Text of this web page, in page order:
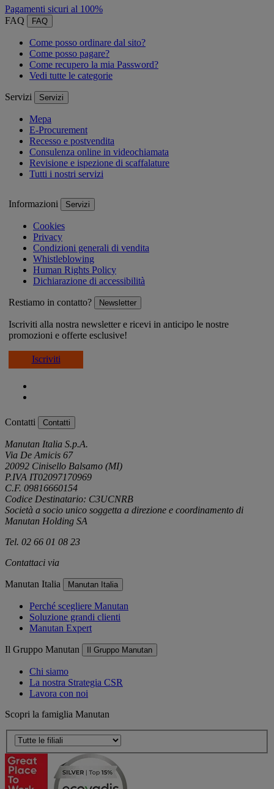
Pagamenti sicuri al 100%
FAQ
FAQ
Come posso ordinare dal sito?
Come posso pagare?
Come recupero la mia Password?
Vedi tutte le categorie
Servizi Servizi
Mepa
E-Procurement
Recesso e postvendita
Consulenza online in videochiamata
Revisione e ispezione di scaffalature
Tutti i nostri servizi
Informazioni Servizi
Cookies
Privacy
Condizioni generali di vendita
Whistleblowing
Human Rights Policy
Dichiarazione di accessibilità
Restiamo in contatto? Newsletter
Iscriviti alla nostra newsletter e ricevi in anticipo le nostre
promozioni e offerte esclusive!
Iscriviti
Contatti Contatti
Manutan Italia S.p.A.
Via De Amicis 67
20092 Cinisello Balsamo (MI)
P.IVA IT02097170969
C.F. 09816660154
Codice Destinatario: C3UCNRB
Società a socio unico soggetta a direzione e coordinamento di
Manutan Holding SA
Tel. 02 66 01 08 23
Contattaci via
Manutan Italia Manutan Italia
Perché scegliere Manutan
Soluzione grandi clienti
Manutan Expert
Il Gruppo Manutan Il Gruppo Manutan
Chi siamo
La nostra Strategia CSR
Lavora con noi
Scopri la famiglia Manutan